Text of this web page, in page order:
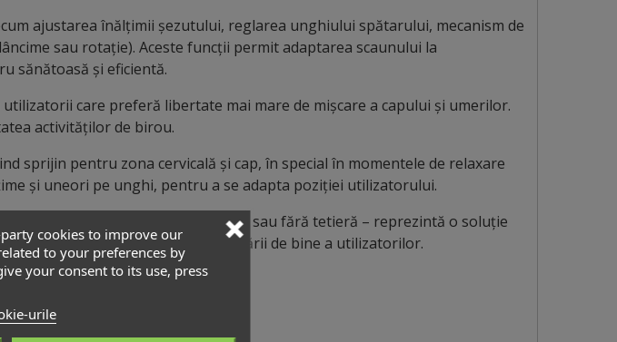
ajustarea înălțimii șezutului, reglarea unghiului spătarului, mecanism de
sau rotație). Aceste funcții permit adaptarea scaunului la
sănătoasă și eficientă.
care preferă libertate mai mare de mișcare a capului și umerilor.
activităților de birou.
sprijin pentru zona cervicală și cap, în special în momentele de relaxare
și uneori pe unghi, pentru a se adapta poziției utilizatorului.
ergonomice operaționale – cu sau fără tetieră – reprezintă o soluție
confortului, productivității și stării de bine a utilizatorilor.
cookies to improve our
to your preferences by
your consent to its use, press
urile